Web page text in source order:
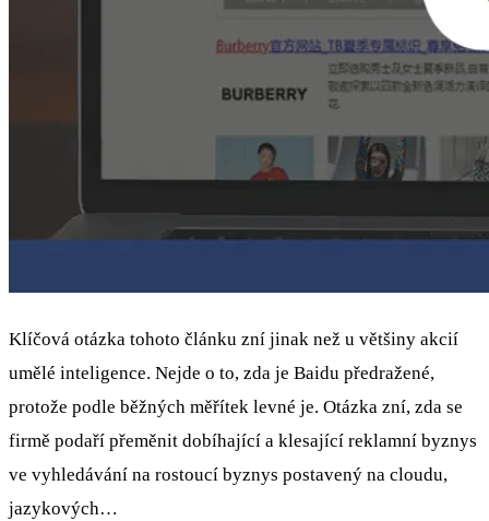
Klíčová otázka tohoto článku zní jinak než u většiny akcií
umělé inteligence. Nejde o to, zda je Baidu předražené,
protože podle běžných měřítek levné je. Otázka zní, zda se
firmě podaří přeměnit dobíhající a klesající reklamní byznys
ve vyhledávání na rostoucí byznys postavený na cloudu,
jazykových…